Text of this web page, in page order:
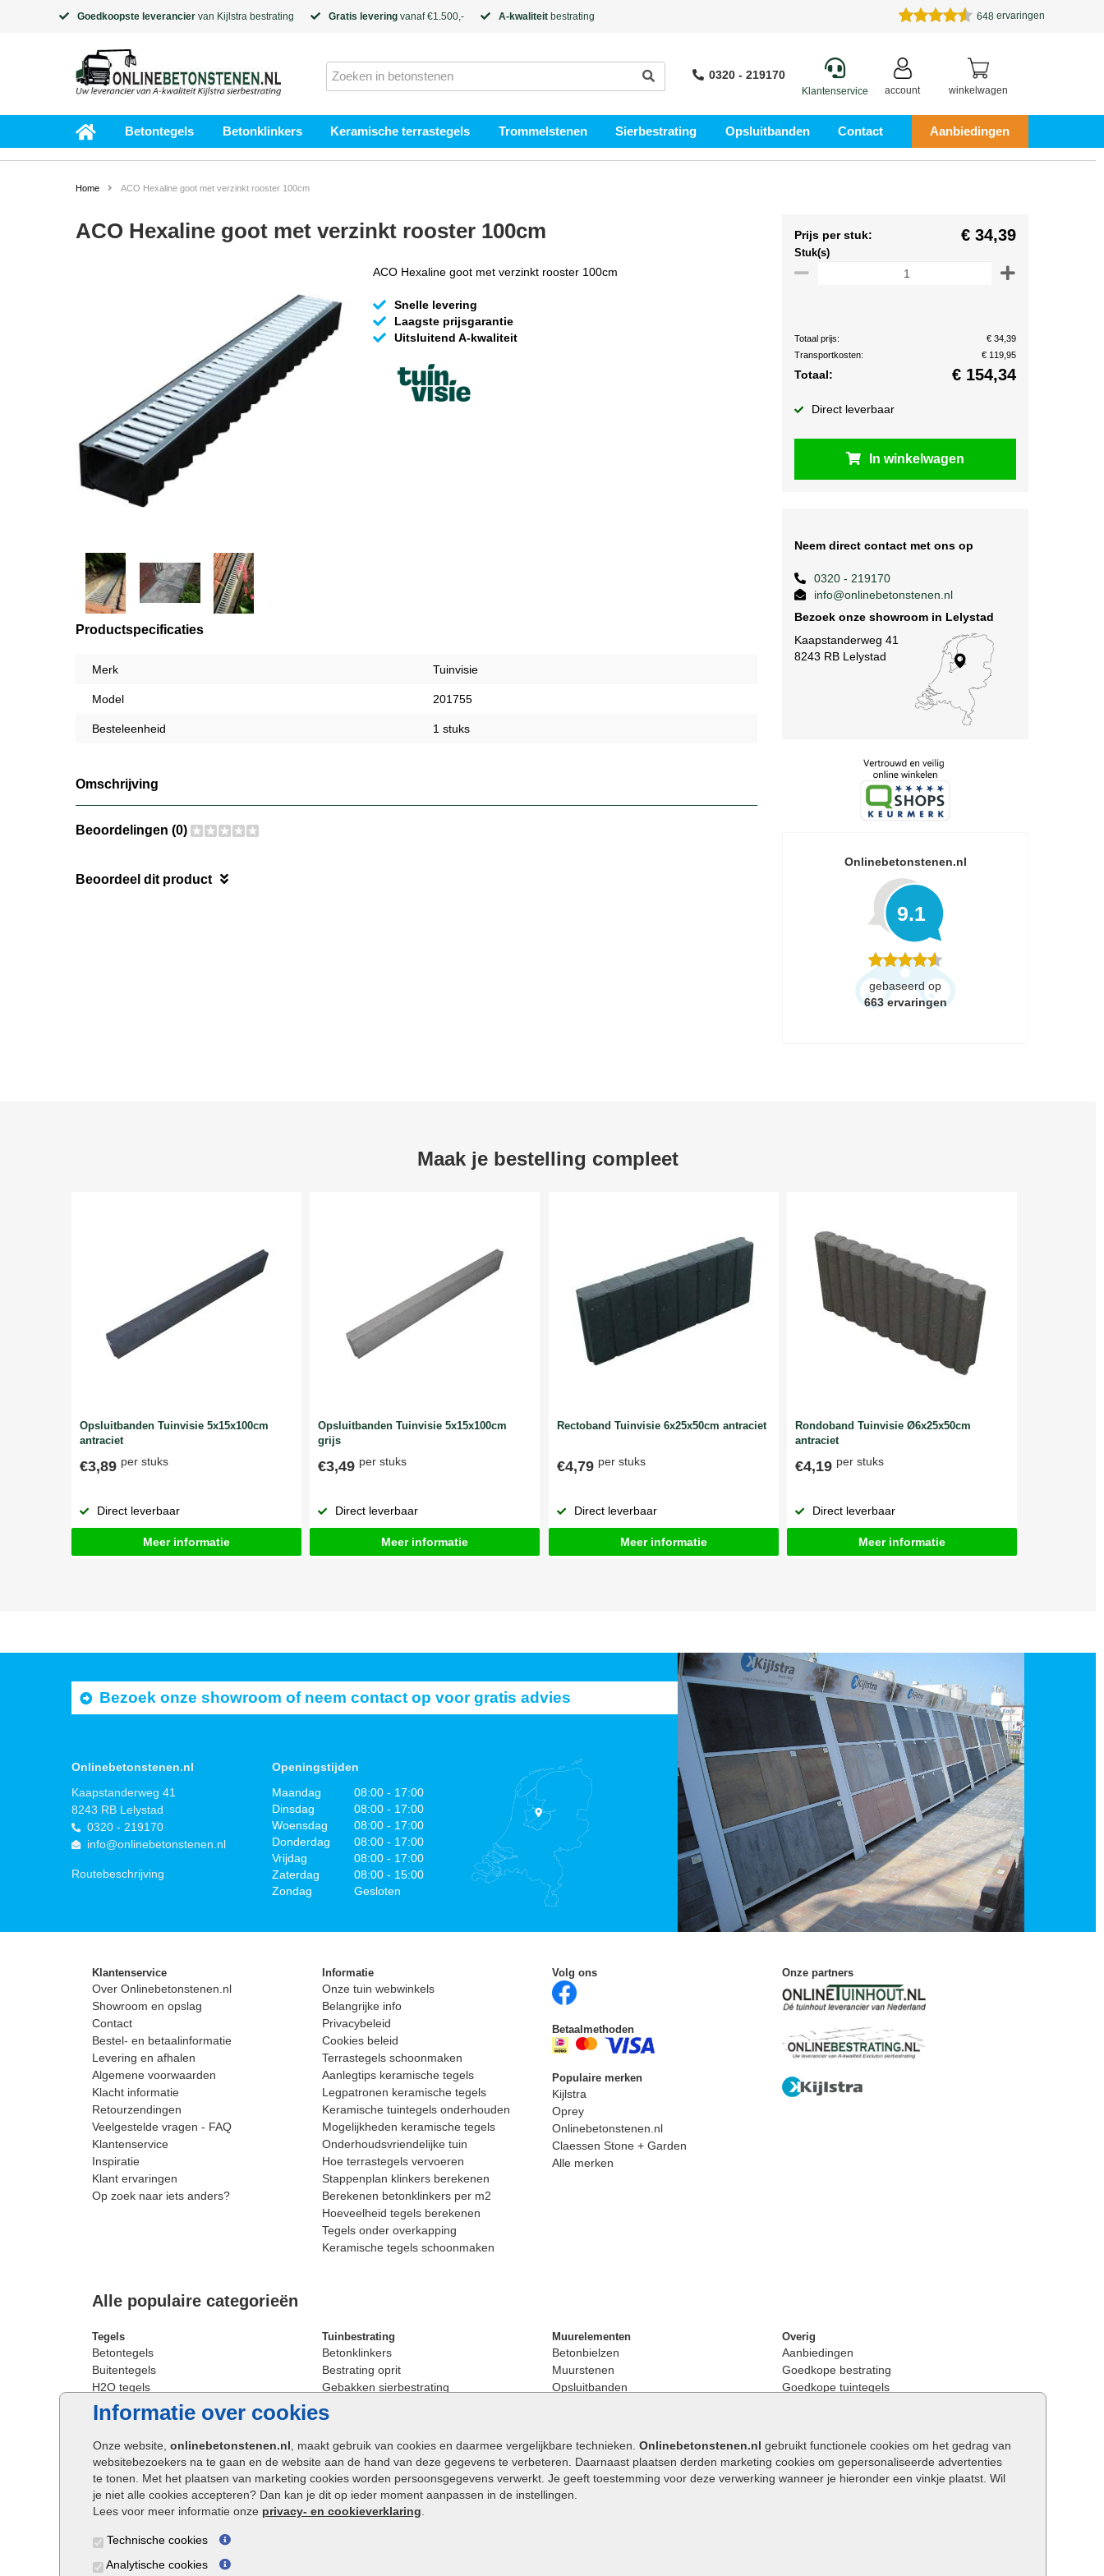
Goedkoopste leverancier van Kijlstra bestrating Gratis levering vanaf €1.500,- A-kwaliteit bestrating 648 ervaringen
0320 - 219170
Klantenservice account winkelwagen
Betontegels Betonklinkers Keramische terrastegels Trommelstenen Sierbestrating Opsluitbanden Contact Aanbiedingen
Informatie over cookies
Onze website, onlinebetonstenen.nl , maakt gebruik van cookies en daarmee vergelijkbare technieken. Onlinebetonstenen.nl gebruikt functionele cookies om het gedrag van
websitebezoekers na te gaan en de website aan de hand van deze gegevens te verbeteren. Daarnaast plaatsen derden marketing cookies om gepersonaliseerde advertenties
te tonen. Met het plaatsen van marketing cookies worden persoonsgegevens verwerkt. Je geeft toestemming voor deze verwerking wanneer je hieronder een vinkje plaatst. Wil
je niet alle cookies accepteren? Dan kan je dit op ieder moment aanpassen in de instellingen.
Lees voor meer informatie onze privacy- en cookieverklaring
Technische cookies
Analytische cookies
Home ACO Hexaline goot met verzinkt rooster 100cm
ACO Hexaline goot met verzinkt rooster 100cm
ACO Hexaline goot met verzinkt rooster 100cm
Snelle levering
Laagste prijsgarantie
Uitsluitend A-kwaliteit
Productspecificaties
Merk Tuinvisie
Model 201755
Besteleenheid 1 stuks
Omschrijving
Beoordelingen (0)
Beoordeel dit product
Prijs per stuk: € 34,39
Stuk(s)
Totaal prijs:
€ 34,39
Transportkosten:
€ 119,95
Totaal: € 154,34
Direct leverbaar
In winkelwagen
Neem direct contact met ons op
0320 - 219170
info@onlinebetonstenen.nl
Bezoek onze showroom in Lelystad
Kaapstanderweg 41
8243 RB Lelystad
Onlinebetonstenen.nl
9.1
gebaseerd op
663 ervaringen
Maak je bestelling compleet
Opsluitbanden Tuinvisie 5x15x100cm
antraciet
€3,89 per stuks
Direct leverbaar
Meer informatie
Opsluitbanden Tuinvisie 5x15x100cm
grijs
€3,49 per stuks
Direct leverbaar
Meer informatie
Rectoband Tuinvisie 6x25x50cm antraciet
€4,79 per stuks
Direct leverbaar
Meer informatie
Rondoband Tuinvisie Ø6x25x50cm
antraciet
€4,19 per stuks
Direct leverbaar
Meer informatie
Bezoek onze showroom of neem contact op voor gratis advies
Onlinebetonstenen.nl
Kaapstanderweg 41
8243 RB Lelystad
0320 - 219170
info@onlinebetonstenen.nl
Routebeschrijving
Openingstijden
Maandag
08:00 - 17:00
Dinsdag
08:00 - 17:00
Woensdag
08:00 - 17:00
Donderdag
08:00 - 17:00
Vrijdag
08:00 - 17:00
Zaterdag
08:00 - 15:00
Zondag
Gesloten
Klantenservice
Over Onlinebetonstenen.nl
Showroom en opslag
Contact
Bestel- en betaalinformatie
Levering en afhalen
Algemene voorwaarden
Klacht informatie
Retourzendingen
Veelgestelde vragen - FAQ
Klantenservice
Inspiratie
Klant ervaringen
Op zoek naar iets anders?
Informatie
Onze tuin webwinkels
Belangrijke info
Privacybeleid
Cookies beleid
Terrastegels schoonmaken
Aanlegtips keramische tegels
Legpatronen keramische tegels
Keramische tuintegels onderhouden
Mogelijkheden keramische tegels
Onderhoudsvriendelijke tuin
Hoe terrastegels vervoeren
Stappenplan klinkers berekenen
Berekenen betonklinkers per m2
Hoeveelheid tegels berekenen
Tegels onder overkapping
Keramische tegels schoonmaken
Volg ons
Betaalmethoden
Populaire merken
Kijlstra
Oprey
Onlinebetonstenen.nl
Claessen Stone + Garden
Alle merken
Onze partners
Alle populaire categorieën
Tegels
Betontegels
Buitentegels
H2O tegels
Keramische terrastegels
Oprit tegels
Patio tegels
Siertegels
Stoeptegels
Straattegels
Terrastegels
Buitentegels
Grote terrastegels
Tuinbestrating
Betonklinkers
Bestrating oprit
Gebakken sierbestrating
Strakke bestrating
Straatstenen
Straatklinkers
Trommelstenen
Tuinstenen
Waalformaat
Muurelementen
Betonbielzen
Muurstenen
Opsluitbanden
Betonblokken
Stapelstenen
Overig
Aanbiedingen
Goedkope bestrating
Goedkope tuintegels
Opsluitbanden plaatsen
Keerwanden
Traptreden tuin